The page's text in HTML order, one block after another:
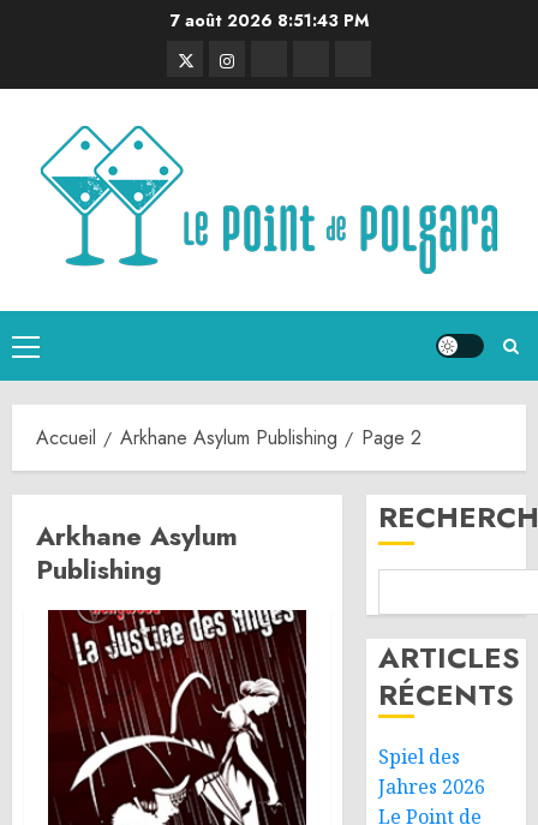
7 août 2026 8:51:44 PM
TwitterInstagram
Menu
principal
Accueil Arkhane Asylum Publishing Page 2
Arkhane Asylum
Publishing
ARTICLES
RÉCENTS
Spiel des
Jahres 2026
Le Point de